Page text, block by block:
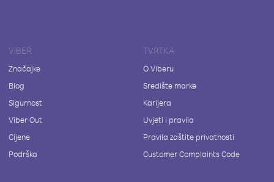
VIBER
Značajke
Blog
Sigurnost
Viber Out
Cijene
Podrška
TVRTKA
O Viberu
Središte marke
Karijera
Uvjeti i pravila
Pravila zaštite privatnosti
Customer Complaints Code